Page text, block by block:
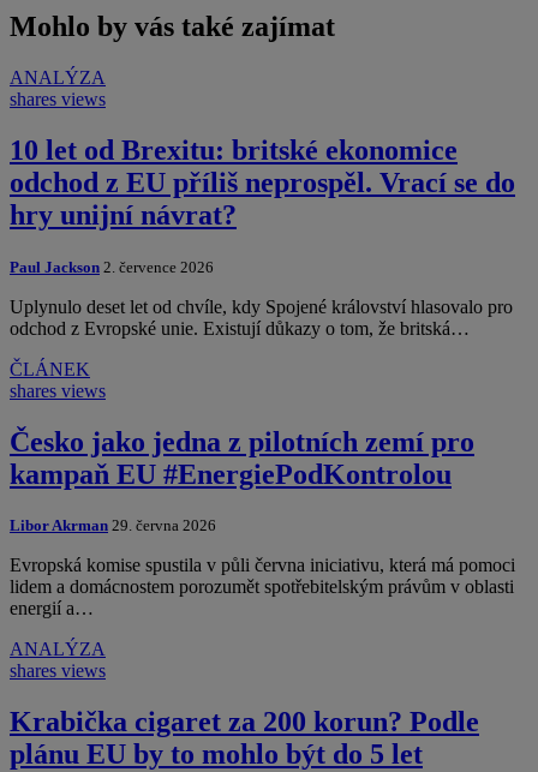
Mohlo by vás také zajímat
ANALÝZA
shares views
10 let od Brexitu: britské ekonomice
odchod z EU příliš neprospěl. Vrací se do
hry unijní návrat?
Paul Jackson 2. července 2026
Uplynulo deset let od chvíle, kdy Spojené království hlasovalo pro
odchod z Evropské unie. Existují důkazy o tom, že britská…
ČLÁNEK
shares views
Česko jako jedna z pilotních zemí pro
kampaň EU #EnergiePodKontrolou
Libor Akrman 29. června 2026
Evropská komise spustila v půli června iniciativu, která má pomoci
lidem a domácnostem porozumět spotřebitelským právům v oblasti
energií a…
ANALÝZA
shares views
Krabička cigaret za 200 korun? Podle
plánu EU by to mohlo být do 5 let